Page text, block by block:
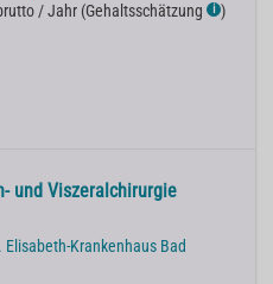
/ Jahr (Gehaltsschätzung ℹ )
und Viszeralchirurgie
Elisabeth-Krankenhaus Bad